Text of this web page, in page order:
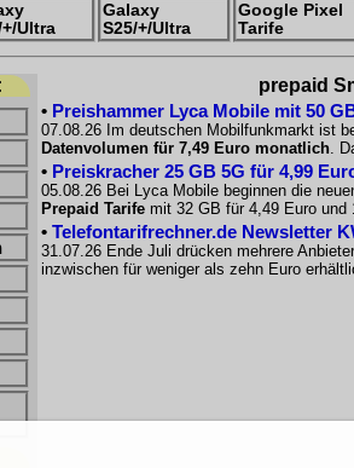
+/Ultra
Galaxy
S25/+/Ultra
Google Pixel
Tarife
prepaid
• Preishammer Lyca Mobile mit 50
07.08.26 Im deutschen Mobilfunkmarkt ist
Datenvolumen für 7,49 Euro monatlich.
• Preiskracher 25 GB 5G für 4,99
05.08.26 Bei Lyca Mobile beginnen die
Prepaid Tarife mit 32 GB für 4,49 Euro
• Telefontarifrechner.de Newsletter
31.07.26 Ende Juli drücken mehrere
inzwischen für weniger als zehn Euro